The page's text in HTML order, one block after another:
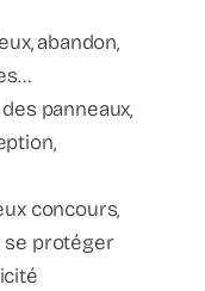
abandon,
panneaux,
concours,
se protéger